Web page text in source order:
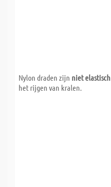
Nylon draden zijn niet elastisch
het rijgen van kralen.